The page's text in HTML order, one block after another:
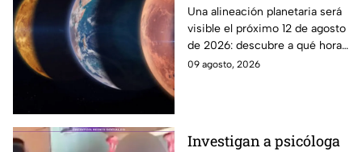
alineación planetaria
del 12 de agosto desde
Puebla
Una alineación planetaria será
visible el próximo 12 de agosto
de 2026: descubre a qué hora
mirar y como disfrutar desde
09 agosto, 2026
Investigan a psicóloga